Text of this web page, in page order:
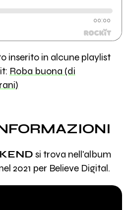
00:00
inserito in alcune playlist
Roba buona (di
si trova nell'album
2021 per Believe Digital.